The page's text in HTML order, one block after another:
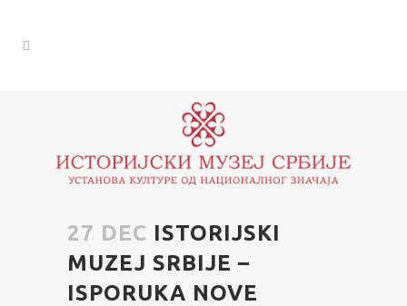
27 DEC ISTORIJSKI
MUZEJ SRBIJE –
ISPORUKA NOVE